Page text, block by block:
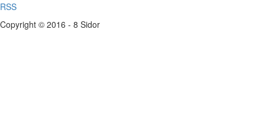
RSS
Copyright © 2016 - 8 Sidor